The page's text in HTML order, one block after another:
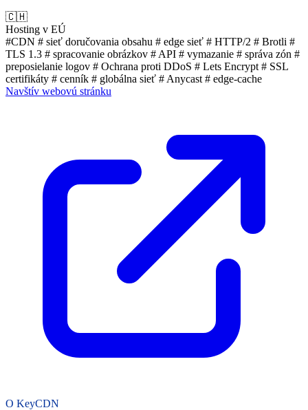
🇨🇭
Hosting v EÚ
#CDN # sieť doručovania obsahu # edge sieť # HTTP/2 # Brotli #
TLS 1.3 # spracovanie obrázkov # API # vymazanie # správa zón #
preposielanie logov # Ochrana proti DDoS # Lets Encrypt # SSL
certifikáty # cenník # globálna sieť # Anycast # edge-cache
Navštív webovú stránku
O KeyCDN